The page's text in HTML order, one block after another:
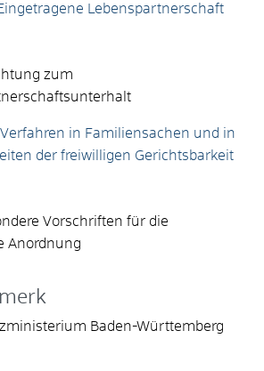
Lebenspartnerschaft
zum
in Familiensachen und in
der freiwilligen Gerichtsbarkeit
Vorschriften für die
Anordnung
Baden-Württemberg